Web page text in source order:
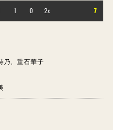
1 0 2x 7
乃、重石華子